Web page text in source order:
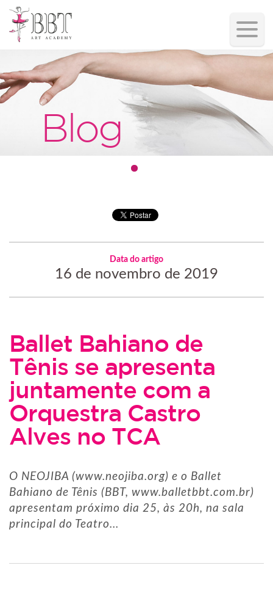
Blog
Data do artigo
16 de novembro de 2019
Ballet Bahiano de
Tênis se apresenta
juntamente com a
Orquestra Castro
Alves no TCA
O NEOJIBA (www.neojiba.org) e o Ballet
Bahiano de Tênis (BBT, www.balletbbt.com.br)
apresentam próximo dia 25, às 20h, na sala
principal do Teatro...